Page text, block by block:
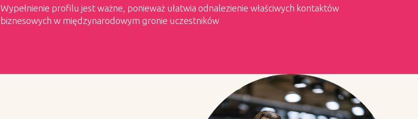
Wypełnienie profilu jest ważne, ponieważ ułatwia odnalezienie właściwych kontaktów
biznesowych w międzynarodowym gronie uczestników